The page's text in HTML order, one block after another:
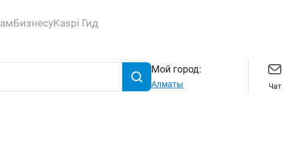
БизнесуKaspi Гид
Мой город:
Алматы Чат